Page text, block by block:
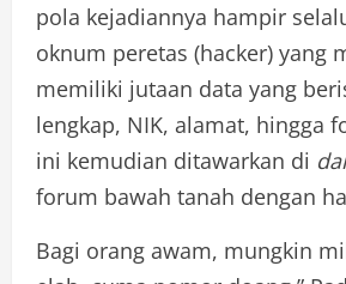
pola kejadiannya hampir
oknum peretas (hacker) yang
memiliki jutaan data yang
lengkap, NIK, alamat, hingga
ini kemudian ditawarkan di
forum bawah tanah dengan
Bagi orang awam, mungkin